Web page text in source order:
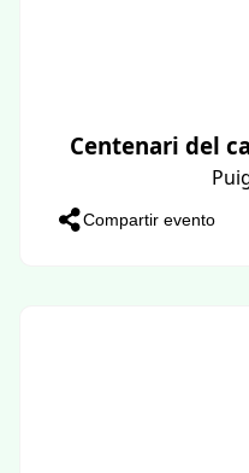
Centenari del
Compartir evento